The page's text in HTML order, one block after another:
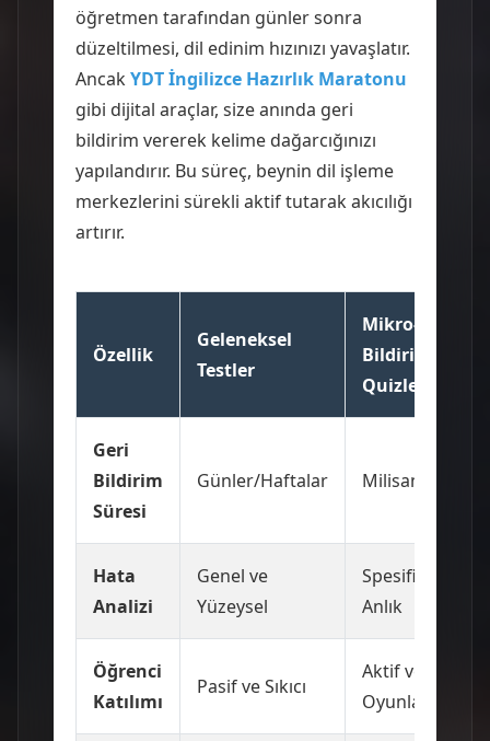
öğretmen tarafından günler sonra
düzeltilmesi, dil edinim hızınızı yavaşlatır.
AncakYDT İngilizce Hazırlık Maratonu
gibi dijital araçlar, size anında geri
bildirim vererek kelime dağarcığınızı
yapılandırır. Bu süreç, beynin dil işleme
merkezlerini sürekli aktif tutarak akıcılığı
artırır.
Özellik
Geleneksel
Testler
Mikro-Geri
Bildirimli
Quizler
Geri
Bildirim
Süresi
Günler/Haftalar Milisaniyeler
Hata
Analizi
Genel ve
Yüzeysel
Spesifik ve
Anlık
Öğrenci
Katılımı
Pasif ve Sıkıcı
Aktif ve
Oyunlaştırılmış